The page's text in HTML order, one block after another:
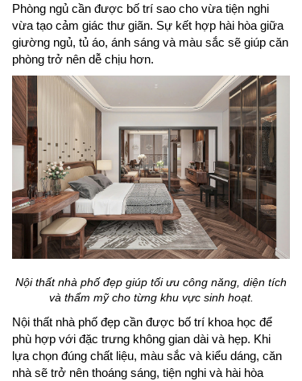
Phòng ngủ cần được bố trí sao cho vừa tiện nghi
vừa tạo cảm giác thư giãn. Sự kết hợp hài hòa giữa
giường ngủ, tủ áo, ánh sáng và màu sắc sẽ giúp căn
phòng trở nên dễ chịu hơn.
Nội thất nhà phố đẹp giúp tối ưu công năng, diện tích
và thẩm mỹ cho từng khu vực sinh hoạt.
Nội thất nhà phố đẹp cần được bố trí khoa học để
phù hợp với đặc trưng không gian dài và hẹp. Khi
lựa chọn đúng chất liệu, màu sắc và kiểu dáng, căn
nhà sẽ trở nên thoáng sáng, tiện nghi và hài hòa